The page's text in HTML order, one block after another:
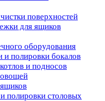
поверхностей
для ящиков
оборудования
полировки бокалов
и подносов
столовых